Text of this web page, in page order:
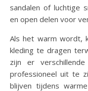
sandalen of luchtige
en open delen voor
Als het warm wordt,
kleding te dragen
zijn er
professioneel uit te
blijven tijdens